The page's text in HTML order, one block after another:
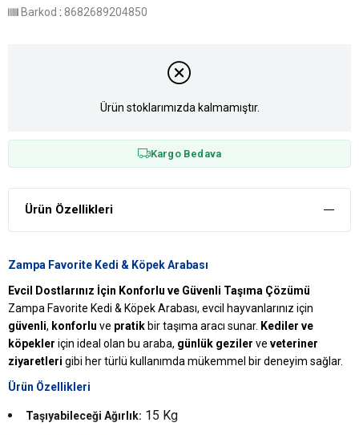
Barkod : 8682689204850
Ürün stoklarımızda kalmamıştır.
Kargo Bedava
Ürün Özellikleri
Zampa Favorite Kedi & Köpek Arabası
Evcil Dostlarınız İçin Konforlu ve Güvenli Taşıma Çözümü
Zampa Favorite Kedi & Köpek Arabası, evcil hayvanlarınız için
güvenli, konforlu ve pratik bir taşıma aracı sunar. Kediler ve
köpekler için ideal olan bu araba, günlük geziler ve veteriner
ziyaretleri gibi her türlü kullanımda mükemmel bir deneyim sağlar.
Ürün Özellikleri
Taşıyabileceği Ağırlık: 15 Kg